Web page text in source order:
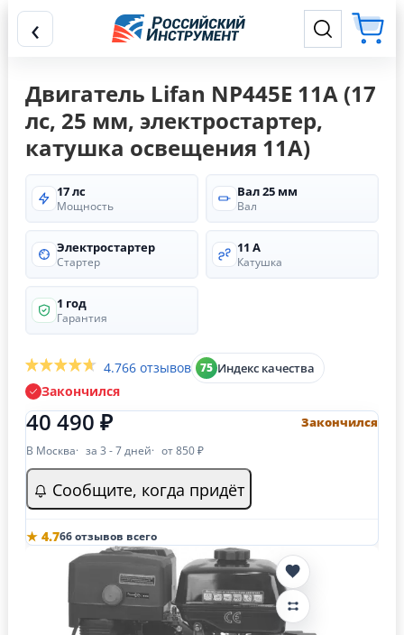
‹
Двигатель Lifan NP445E 11А (17
лс, 25 мм, электростартер,
катушка освещения 11А)
17 лс
Мощность
Вал 25 мм
Вал
Электростартер
Стартер
11 А
Катушка
1 год
Гарантия
4.766 отзывов 75 Индекс качества
Закончился
40 490 ₽ Закончился
В Москва за 3 - 7 дней от 850 ₽
Сообщите, когда придёт
★ 4.766 отзывов всего